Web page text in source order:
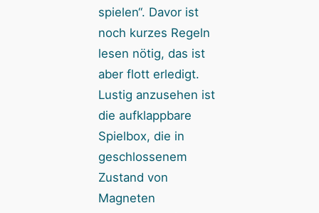
spielen“. Davor ist
noch kurzes Regeln
lesen nötig, das ist
aber flott erledigt.
Lustig anzusehen ist
die aufklappbare
Spielbox, die in
geschlossenem
Zustand von
Magneten